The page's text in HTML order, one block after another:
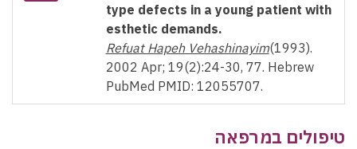
type defects in a young patient with
esthetic demands.
Refuat Hapeh Vehashinayim(1993).
2002 Apr; 19(2):24-30, 77. Hebrew
PubMed PMID: 12055707.
טיפולים במרפאה